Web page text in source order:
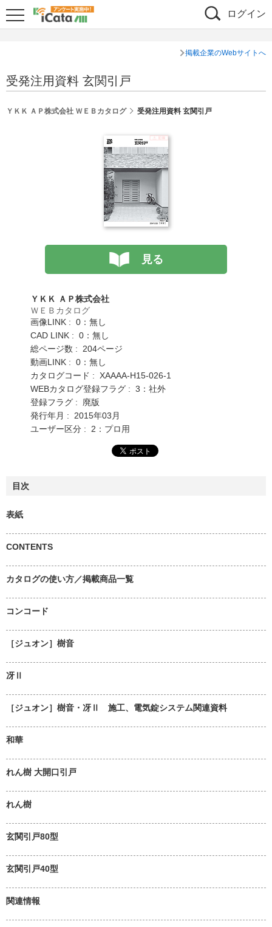
ログイン
掲載企業のWebサイトへ
受発注用資料 玄関引戸
ＹＫＫ ＡＰ株式会社 ＷＥＢカタログ 受発注用資料 玄関引戸
見る
ＹＫＫ ＡＰ株式会社
ＷＥＢカタログ
画像LINK : 0：無し
CAD LINK : 0：無し
総ページ数 : 204ページ
動画LINK : 0：無し
カタログコード : XAAAA-H15-026-1
WEBカタログ登録フラグ : 3：社外
登録フラグ : 廃版
発行年月 : 2015年03月
ユーザー区分 : 2：プロ用
目次
表紙
CONTENTS
カタログの使い方／掲載商品一覧
コンコード
［ジュオン］樹音
冴Ⅱ
［ジュオン］樹音・冴Ⅱ 施工、電気錠システム関連資料
和華
れん樹 大開口引戸
れん樹
玄関引戸80型
玄関引戸40型
関連情報